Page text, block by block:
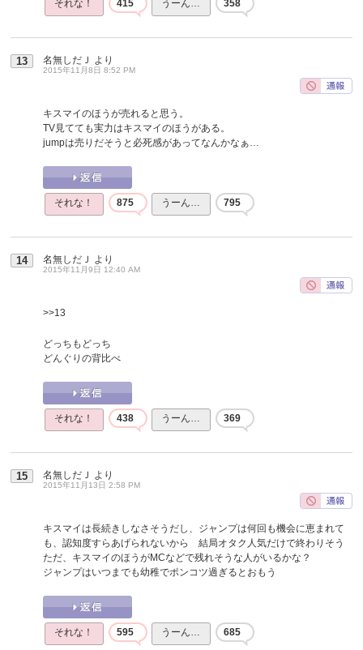
それな！ 415 うーん… 358
13 名無しだＪ より
2015年11月8日 8:52 PM
キスマイのほうが売れると思う。
TV見てても実力はキスマイのほうがある。
jumpは売りだそうと必死感があってなんかなぁ…
それな！ 875 うーん… 795
14 名無しだＪ より
2015年11月9日 12:40 AM
>>13
どっちもどっち
どんぐりの背比べ
それな！ 438 うーん… 369
15 名無しだＪ より
2015年11月13日 2:58 PM
キスマイは長続きしなさそうだし、ジャンプは何回も機会に恵まれて
も、認知度すらあげられないから 結局オタク人気だけで終わりそう
ただ、キスマイのほうがMCなどで残れそうな人がいるかな？
ジャンプはいつまでも幼稚でポンコツ過ぎるとおもう
それな！ 595 うーん… 685